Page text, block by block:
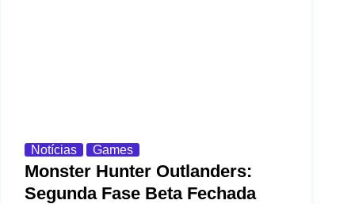
Notícias Games
Monster Hunter Outlanders:
Segunda Fase Beta Fechada